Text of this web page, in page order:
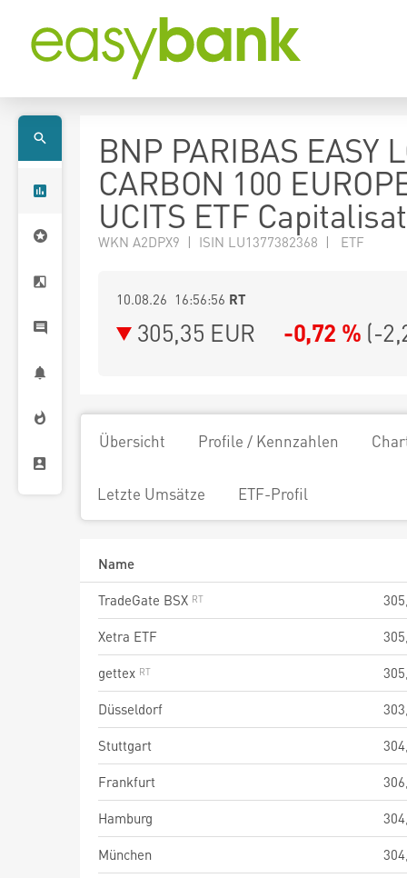
BNP PARIBAS EASY
CARBON 100
UCITS ETF
WKN A2DPX9 | ISIN LU1377382368 | ETF
10.08.26 16:56:56 RT
305,35 EUR -0,72 % (-
Übersicht Profile / Kennzahlen
Letzte Umsätze ETF-Profil
Name
TradeGate BSX
Xetra ETF
gettex
Düsseldorf
Stuttgart
Frankfurt
Hamburg
München